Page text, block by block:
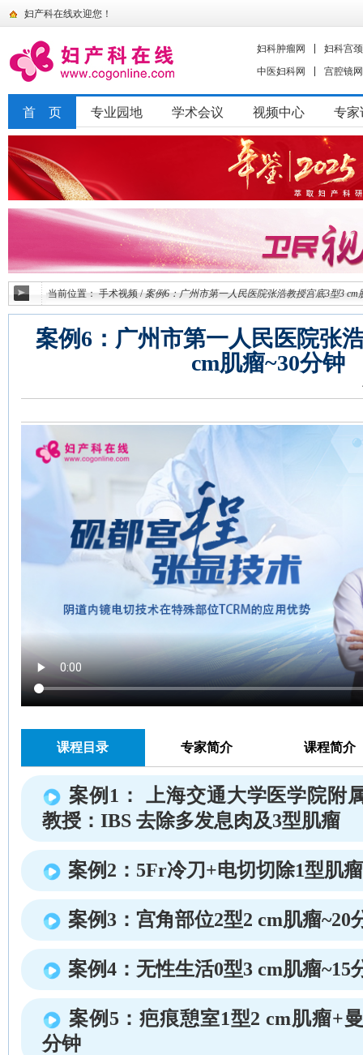
妇产科在线欢迎您！
妇科肿瘤网
妇科宫
中医妇科网
宫腔镜网
首 页 专业园地 学术会议 视频中心 专家
当前位置：手术视频 / 案例6：广州市第一人民医院张浩教授宫底3型3 cm
案例6：广州市第一人民医院张
cm肌瘤~30分钟
课程目录 专家简介 课程简介
案例1： 上海交通大学医学院附
教授：IBS 去除多发息肉及3型肌瘤
案例2：5Fr冷刀+电切切除1型肌瘤
案例3：宫角部位2型2 cm肌瘤~20
案例4：无性生活0型3 cm肌瘤~15
案例5：疤痕憩室1型2 cm肌瘤+
分钟